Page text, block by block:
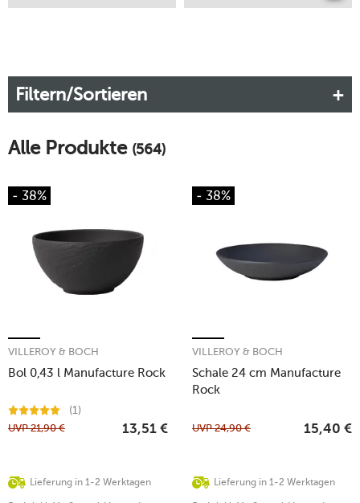
Filtern/Sortieren
Alle Produkte (564)
- 38%
Bol 0,43 l Manufacture Rock
VILLEROY & BOCH
(1)
Lieferung in 1-2 Werktagen
UVP21,90 € 13,51 €
- 38%
Schale 24 cm Manufacture
Rock
VILLEROY & BOCH
Lieferung in 1-2 Werktagen
UVP24,90 € 15,40 €